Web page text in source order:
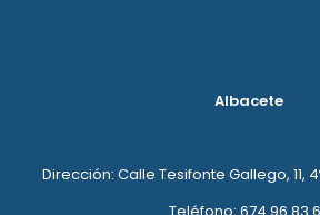
Albacete
Dirección: Calle Tesifonte Gallego, 11,
Teléfono: 674 96 83